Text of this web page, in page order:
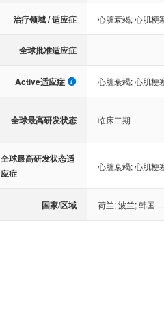
治疗领域 / 适应症 心脏衰竭;心肌梗
全球批准适应症
Active适应症 心脏衰竭;心肌梗
全球最高研发状态 临床二期
全球最高研发状态适
应症
心脏衰竭;心肌梗
国家/区域 荷兰;波兰;韩国